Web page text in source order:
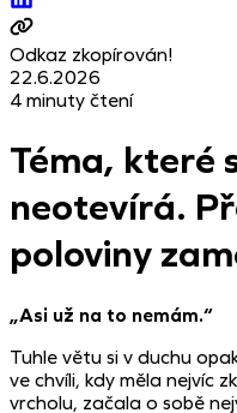
Odkaz zkopírován!
22.6.2026
4 minuty čtení
Téma, které
neotevírá.
poloviny
„Asi už na to nemám.“
Tuhle větu si v duchu
ve chvíli, kdy měla nejvíc
vrcholu, začala o sobě